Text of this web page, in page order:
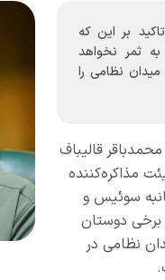
بر این که
ثمر نخواهد
نظامی را
محمدباقر قالیباف
مذاکره‌کننده
سوئیس و
دوستان
نظامی در